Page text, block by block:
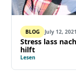
BLOG July 12, 2021
Stress lass
hilft
Lesen